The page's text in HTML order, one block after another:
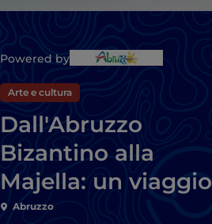
Powered by
Arte e cultura
Dall'Abruzzo
Bizantino alla
Majella: un viaggio
nella bellezza
Abruzzo